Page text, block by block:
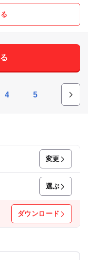
4 5
変更
選ぶ
ダウンロード